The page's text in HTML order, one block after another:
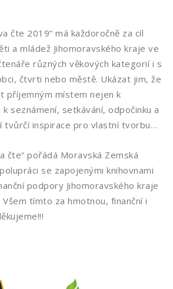
čte 2019“ má každoročně za cíl
a mládež Jihomoravského kraje ve
různých věkových kategorií i s
čtvrti nebo městě. Ukázat jim, že
příjemným místem nejen k
seznámení, setkávání, odpočinku a
tvůrčí inspirace pro vlastní tvorbu…
čte“ pořádá Moravská Zemská
se zapojenými knihovnami
podpory Jihomoravského kraje
tímto za hmotnou, finanční i